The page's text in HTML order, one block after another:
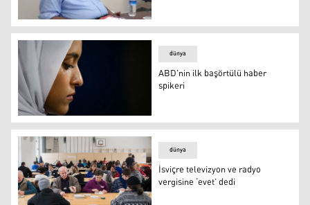
PKK'den, "Öcalan'ın TV ve radyosu alındı" iddiası
ABD'nin ilk başörtülü haber spikeri
dünya
ABD'nin ilk başörtülü haber
spikeri
dünya
İsviçre televizyon ve radyo
vergisine ‘evet’ dedi